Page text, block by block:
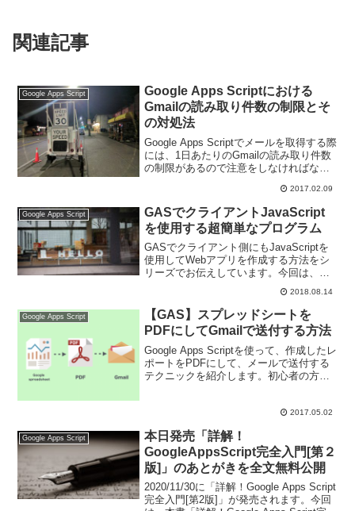
関連記事
Google Apps Script
Google Apps Scriptにおける
Gmailの読み取り件数の制限とそ
の対処法
Google Apps Scriptでメールを取得する際
には、1日あたりのGmailの読み取り件数
の制限があるので注意をしなければなり
2017.02.09
Google Apps Script
GASでクライアントJavaScript
を使用する超簡単なプログラム
GASでクライアント側にもJavaScriptを
使用してWebアプリを作成する方法をシ
リーズでお伝えしています。今回は、
GASでクライアントJavaScriptを使用す
る超簡単なプログラムについて紹介しま
す。
2018.08.14
Google Apps Script
【GAS】スプレッドシートを
PDFにしてGmailで送付する方法
Google Apps Scriptを使って、作成したレ
ポートをPDFにして、メールで送付する
テクニックを紹介します。初心者の方で
2017.05.02
Google Apps Script
本日発売「詳解！
GoogleAppsScript完全入門[第２
版]」のあとがきを全文無料公開
2020/11/30に「詳解！Google Apps Script
完全入門[第2版]」が発売されます。今回